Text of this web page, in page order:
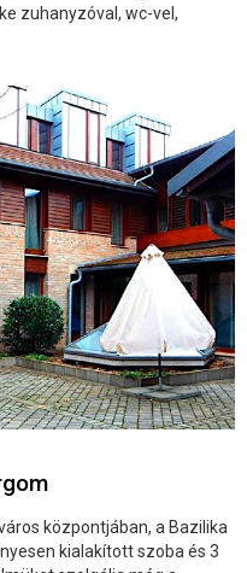
zuhanyzóval, wc-vel,
központjában, a Bazilika
kialakított szoba és 3